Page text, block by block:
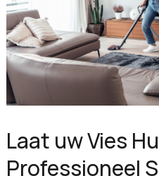
Laat uw Vies
Professioneel